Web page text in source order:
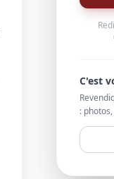
C'est
: